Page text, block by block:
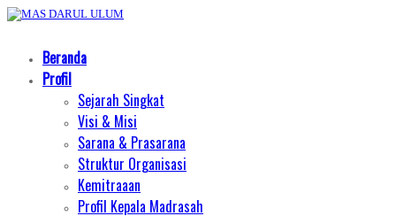
Beranda
Profil
Sejarah Singkat
Visi & Misi
Sarana & Prasarana
Struktur Organisasi
Kemitraaan
Profil Kepala Madrasah